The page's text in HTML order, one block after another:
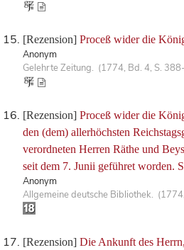
[Rezension] Proceß wider die
Anonym
Gelehrte Zeitung. (1774, Bd. 4, S.
[Rezension] Proceß wider die
den (dem) allerhöchsten
verordneten Herren Räthe und
seit dem 7. Junii geführet worden.
Anonym
Allgemeine deutsche Bibliothek.
[Rezension] Die Ankunft des